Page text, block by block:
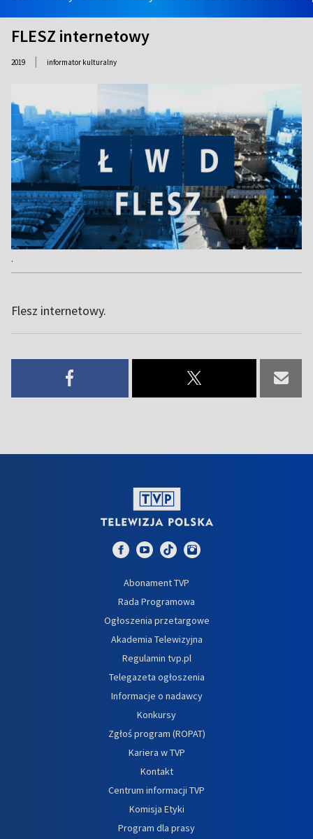
FLESZ internetowy
2019 | informator kulturalny
.
Flesz internetowy.
Abonament TVP
Rada Programowa
Ogłoszenia przetargowe
Akademia Telewizyjna
Regulamin tvp.pl
Telegazeta ogłoszenia
Informacje o nadawcy
Konkursy
Zgłoś program (ROPAT)
Kariera w TVP
Kontakt
Centrum informacji TVP
Komisja Etyki
Program dla prasy